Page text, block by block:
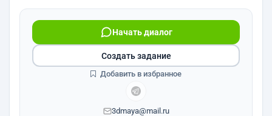
Начать диалог
3dmaya@mail.ru
Создать задание
Добавить в избранное